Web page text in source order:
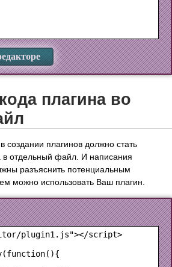
плагина во
плагинов должно стать
в отдельный файл. И написания
разъяснить потенциальным
можно использовать Ваш плагин.
plugin1.js"></script>